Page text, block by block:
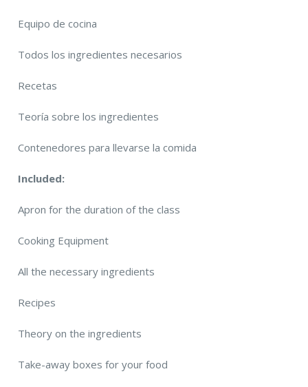
Equipo de cocina
Todos los ingredientes necesarios
Recetas
Teoría sobre los ingredientes
Contenedores para llevarse la comida
Included:
Apron for the duration of the class
Cooking Equipment
All the necessary ingredients
Recipes
Theory on the ingredients
Take-away boxes for your food